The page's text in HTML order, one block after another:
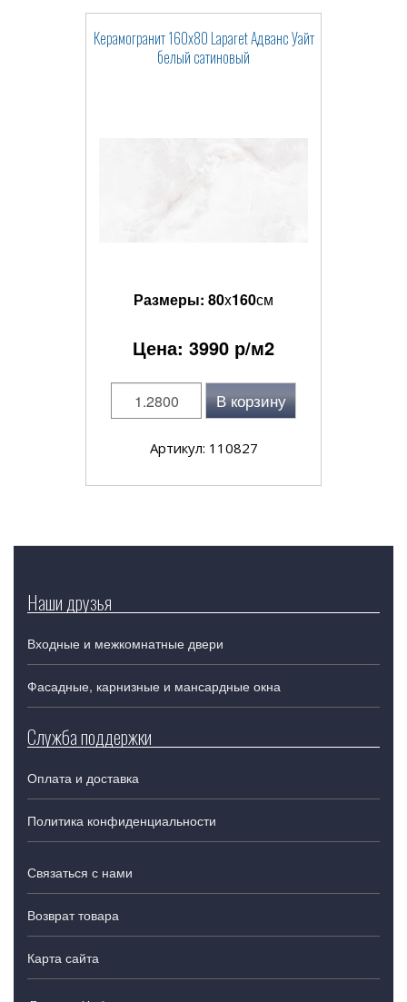
Керамогранит 160x80 Laparet Адванс Уайт
белый сатиновый
Размеры: 80x160см
Цена: 3990 р/м2
В корзину
Артикул: 110827
Наши друзья
Входные и межкомнатные двери
Фасадные, карнизные и мансардные окна
Служба поддержки
Оплата и доставка
Политика конфиденциальности
Связаться с нами
Возврат товара
Карта сайта